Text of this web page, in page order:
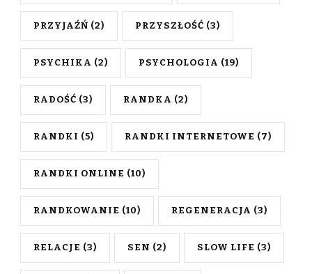
PRZYJAŹŃ (2) PRZYSZŁOŚĆ (3)
PSYCHIKA (2) PSYCHOLOGIA (19)
RADOŚĆ (3) RANDKA (2)
RANDKI (5) RANDKI INTERNETOWE (7)
RANDKI ONLINE (10)
RANDKOWANIE (10) REGENERACJA (3)
RELACJE (3) SEN (2) SLOW LIFE (3)